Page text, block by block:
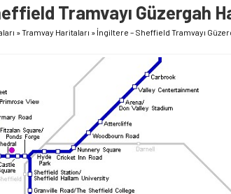
Tramvayı Güzergah
»Tramvay Haritaları » İngiltere – Sheffield Tramvayı